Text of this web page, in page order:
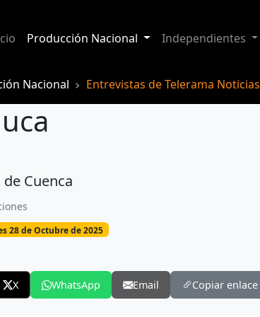
Producción Nacional Independientes
Nacional Entrevistas de Telerama Noticias
Cuenca
28 de Octubre de 2025
X WhatsApp Email Copiar enlace